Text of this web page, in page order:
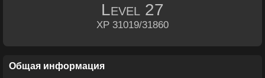
Level 27
XP 31019/31860
Общая информация